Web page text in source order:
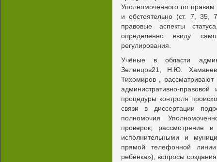
Уполномоченного по
и обстоятельно (ст. 7, 35,
правовые аспекты
определенно ввиду
регулирования.
Учёные в области
Зеленцов21, Н.Ю.
Тихомиров ,
административно-
процедуры контроля
связи в диссертации
полномочия
проверок; рассмотрение
исполнительными и
прямой телефонной
ребёнка»), вопросы